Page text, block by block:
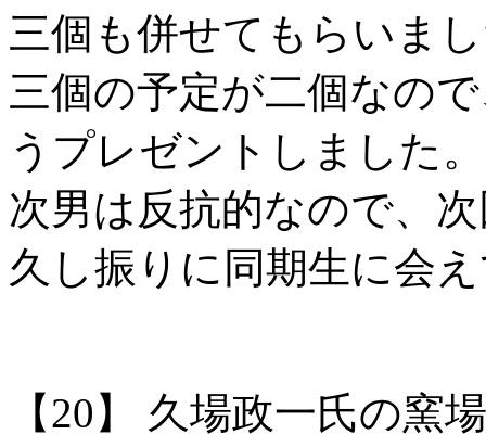
三個も併せてもらいま
三個の予定が二個なの
うプレゼントしました。
次男は反抗的なので、
久し振りに同期生に会
【20】 久場政一氏の窯